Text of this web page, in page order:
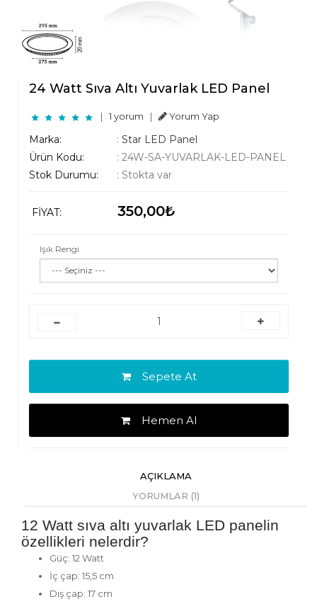
24 Watt Sıva Altı Yuvarlak LED Panel
| 1 yorum | Yorum Yap
Marka: : Star LED Panel
Ürün Kodu:
: 24W-SA-YUVARLAK-LED-PANEL
Stok Durumu:
: Stokta var
FIYAT: 350,00₺
Işık Rengi
Sepete At
Hemen Al
AÇIKLAMA
YORUMLAR (1)
12 Watt sıva altı yuvarlak LED panelin
özellikleri nelerdir?
Güç: 12 Watt
İç çap: 15,5 cm
Dış çap: 17 cm